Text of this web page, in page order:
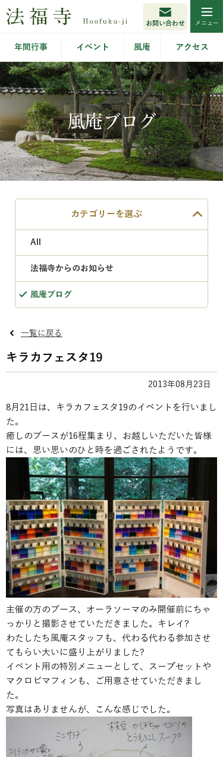
お問い合わせ
年間行事 イベント 風庵 アクセス
風庵ブログ
カテゴリーを選ぶ
All
法福寺からのお知らせ
風庵ブログ
一覧に戻る
キラカフェスタ19
2013年08月23日
8月21日は、キラカフェスタ19のイベントを行いまし
た。
癒しのブースが16程集まり、お越しいただいた皆様
には、思い思いのひと時を過ごされたようです。
主催の方のブース、オーラソーマのみ開催前にちゃ
っかりと撮影させていただきました。キレイ?
わたしたち風庵スタッフも、代わる代わる参加させ
てもらい大いに盛り上がりました?
イベント用の特別メニューとして、スープセットや
マクロビマフィンも、ご用意させていただきまし
た。
写真はありませんが、こんな感じでした。